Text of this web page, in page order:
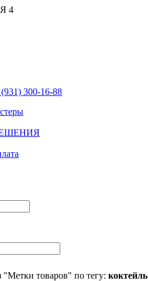
4
300-16-88
"Метки товаров" по тегу: коктейль